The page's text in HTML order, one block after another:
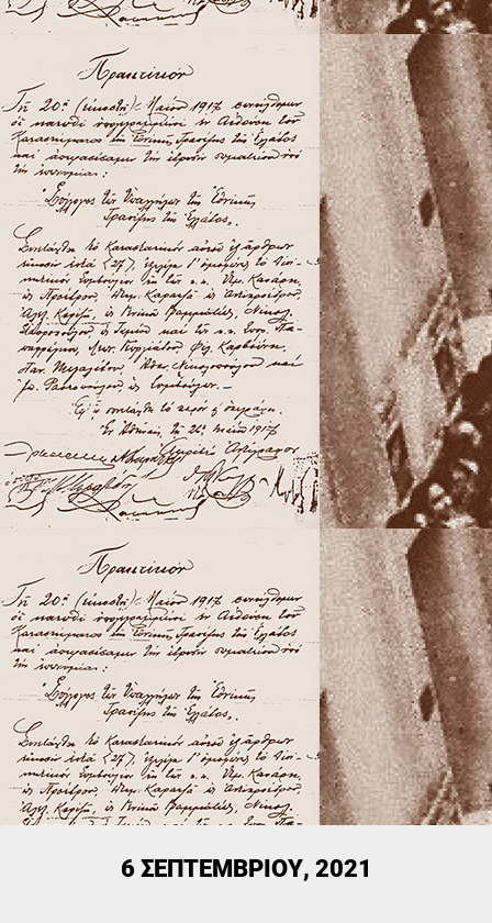
6 ΣΕΠΤΕΜΒΡΊΟΥ, 2021